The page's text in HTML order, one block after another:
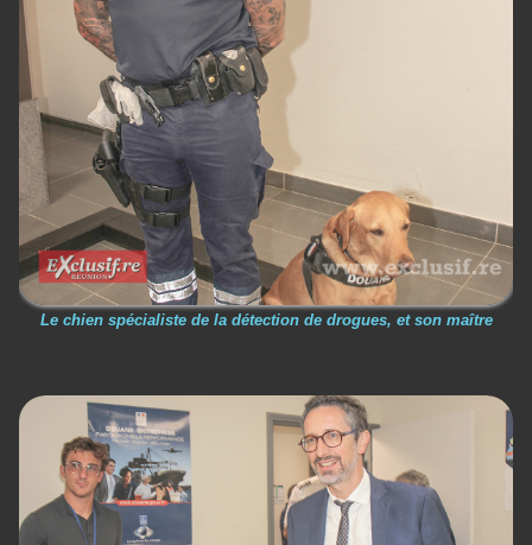
Le chien spécialiste de la détection de drogues, et son maître